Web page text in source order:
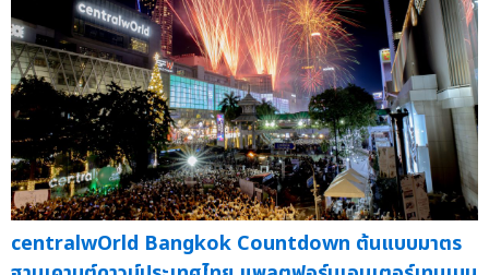
centralwOrld Bangkok Countdown ต้นแบบมาตร